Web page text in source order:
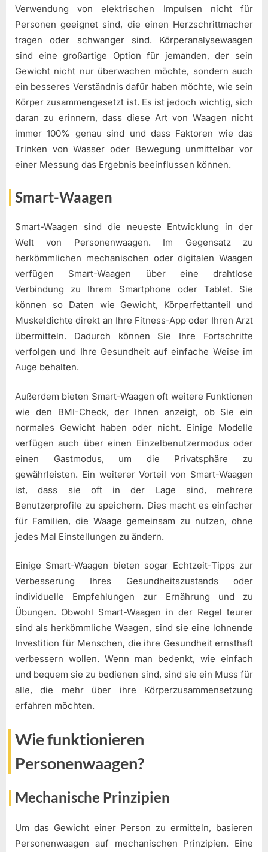
Verwendung von elektrischen Impulsen nicht für
Personen geeignet sind, die einen Herzschrittmacher
tragen oder schwanger sind. Körperanalysewaagen
sind eine großartige Option für jemanden, der sein
Gewicht nicht nur überwachen möchte, sondern auch
ein besseres Verständnis dafür haben möchte, wie sein
Körper zusammengesetzt ist. Es ist jedoch wichtig, sich
daran zu erinnern, dass diese Art von Waagen nicht
immer 100% genau sind und dass Faktoren wie das
Trinken von Wasser oder Bewegung unmittelbar vor
einer Messung das Ergebnis beeinflussen können.
Smart-Waagen
Smart-Waagen sind die neueste Entwicklung in der
Welt von Personenwaagen. Im Gegensatz zu
herkömmlichen mechanischen oder digitalen Waagen
verfügen Smart-Waagen über eine drahtlose
Verbindung zu Ihrem Smartphone oder Tablet. Sie
können so Daten wie Gewicht, Körperfettanteil und
Muskeldichte direkt an Ihre Fitness-App oder Ihren Arzt
übermitteln. Dadurch können Sie Ihre Fortschritte
verfolgen und Ihre Gesundheit auf einfache Weise im
Auge behalten.
Außerdem bieten Smart-Waagen oft weitere Funktionen
wie den BMI-Check, der Ihnen anzeigt, ob Sie ein
normales Gewicht haben oder nicht. Einige Modelle
verfügen auch über einen Einzelbenutzermodus oder
einen Gastmodus, um die Privatsphäre zu
gewährleisten. Ein weiterer Vorteil von Smart-Waagen
ist, dass sie oft in der Lage sind, mehrere
Benutzerprofile zu speichern. Dies macht es einfacher
für Familien, die Waage gemeinsam zu nutzen, ohne
jedes Mal Einstellungen zu ändern.
Einige Smart-Waagen bieten sogar Echtzeit-Tipps zur
Verbesserung Ihres Gesundheitszustands oder
individuelle Empfehlungen zur Ernährung und zu
Übungen. Obwohl Smart-Waagen in der Regel teurer
sind als herkömmliche Waagen, sind sie eine lohnende
Investition für Menschen, die ihre Gesundheit ernsthaft
verbessern wollen. Wenn man bedenkt, wie einfach
und bequem sie zu bedienen sind, sind sie ein Muss für
alle, die mehr über ihre Körperzusammensetzung
erfahren möchten.
Wie funktionieren
Personenwaagen?
Mechanische Prinzipien
Um das Gewicht einer Person zu ermitteln, basieren
Personenwaagen auf mechanischen Prinzipien. Eine